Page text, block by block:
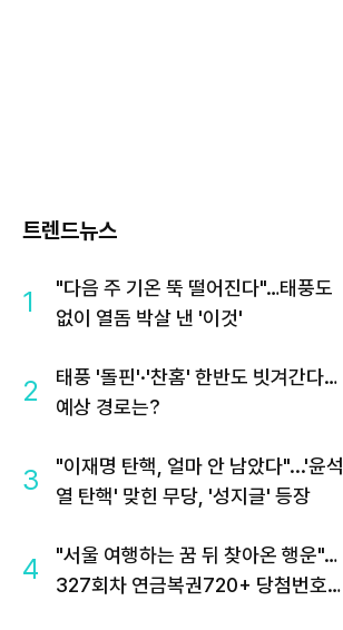
트렌드뉴스
1
"다음 주 기온 뚝 떨어진다"…태풍도
없이 열돔 박살 낸 '이것'
2
태풍 '돌핀'·'찬홈' 한반도 빗겨간다…
예상 경로는?
3
"이재명 탄핵, 얼마 안 남았다"...'윤석
열 탄핵' 맞힌 무당, '성지글' 등장
4
"서울 여행하는 꿈 뒤 찾아온 행운"…
327회차 연금복권720+ 당첨번호조